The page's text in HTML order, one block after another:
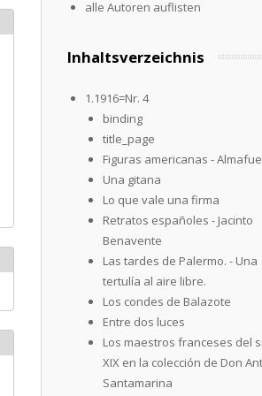
alle Autoren auflisten
Inhaltsverzeichnis
1.1916=Nr. 4
binding
title_page
Figuras americanas -
Una gitana
Lo que vale una firma
Retratos españoles - Jacinto
Benavente
Las tardes de Palermo. - Una
tertulía al aire libre.
Los condes de Balazote
Entre dos luces
Los maestros franceses del
XIX en la colección de Don
Santamarina